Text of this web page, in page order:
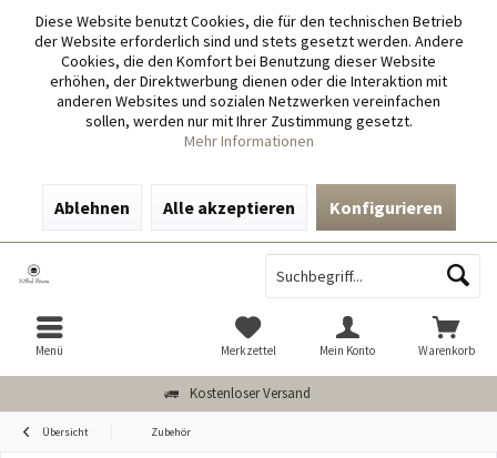
Diese Website benutzt Cookies, die für den technischen Betrieb
der Website erforderlich sind und stets gesetzt werden. Andere
Cookies, die den Komfort bei Benutzung dieser Website
erhöhen, der Direktwerbung dienen oder die Interaktion mit
anderen Websites und sozialen Netzwerken vereinfachen
sollen, werden nur mit Ihrer Zustimmung gesetzt.
Mehr Informationen
Ablehnen Alle akzeptieren Konfigurieren
Kostenloser Versand
Menü Warenkorb
Merkzettel Mein Konto
Übersicht Zubehör